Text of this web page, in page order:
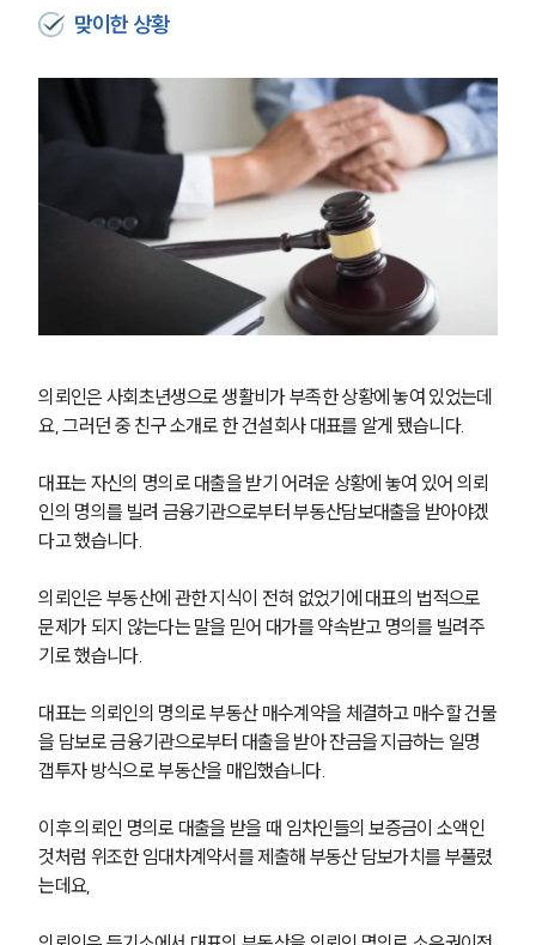
맞이한 상황
의뢰인은 사회초년생으로 생활비가 부족한 상황에 놓여 있었는데
요, 그러던 중 친구 소개로 한 건설회사 대표를 알게 됐습니다.
대표는 자신의 명의로 대출을 받기 어려운 상황에 놓여 있어 의뢰
인의 명의를 빌려 금융기관으로부터 부동산담보대출을 받아야겠
다고 했습니다.
의뢰인은 부동산에 관한 지식이 전혀 없었기에 대표의 법적으로
문제가 되지 않는다는 말을 믿어 대가를 약속받고 명의를 빌려주
기로 했습니다.
대표는 의뢰인의 명의로 부동산 매수계약을 체결하고 매수할 건물
을 담보로 금융기관으로부터 대출을 받아 잔금을 지급하는 일명
갭투자 방식으로 부동산을 매입했습니다.
이후 의뢰인 명의로 대출을 받을 때 임차인들의 보증금이 소액인
것처럼 위조한 임대차계약서를 제출해 부동산 담보가치를 부풀렸
는데요,